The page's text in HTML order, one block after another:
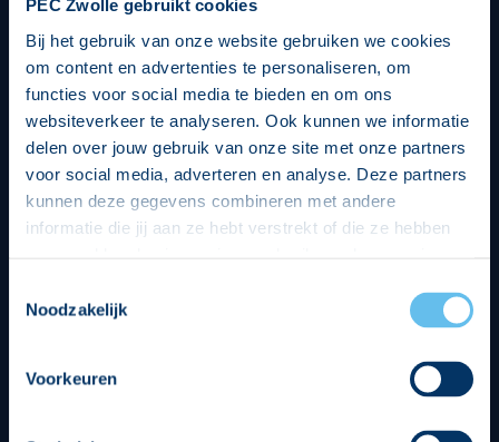
PEC Zwolle gebruikt cookies
Bij het gebruik van onze website gebruiken we cookies
om content en advertenties te personaliseren, om
functies voor social media te bieden en om ons
websiteverkeer te analyseren. Ook kunnen we informatie
delen over jouw gebruik van onze site met onze partners
voor social media, adverteren en analyse. Deze partners
kunnen deze gegevens combineren met andere
informatie die jij aan ze hebt verstrekt of die ze hebben
op een veilige en integere wijze. Je kunt je toestemming
beheren op de privacy- en cookieverklaring pagina.
Noodzakelijk
Voorkeuren